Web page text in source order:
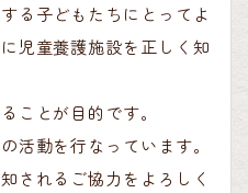
る子どもたちにとってよ
児童養護施設を正しく知
ことが目的です。
活動を行なっています。
されるご協力をよろしく